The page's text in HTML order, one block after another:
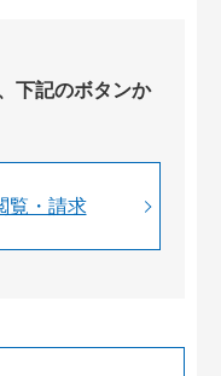
下記のボタンか
覧・請求